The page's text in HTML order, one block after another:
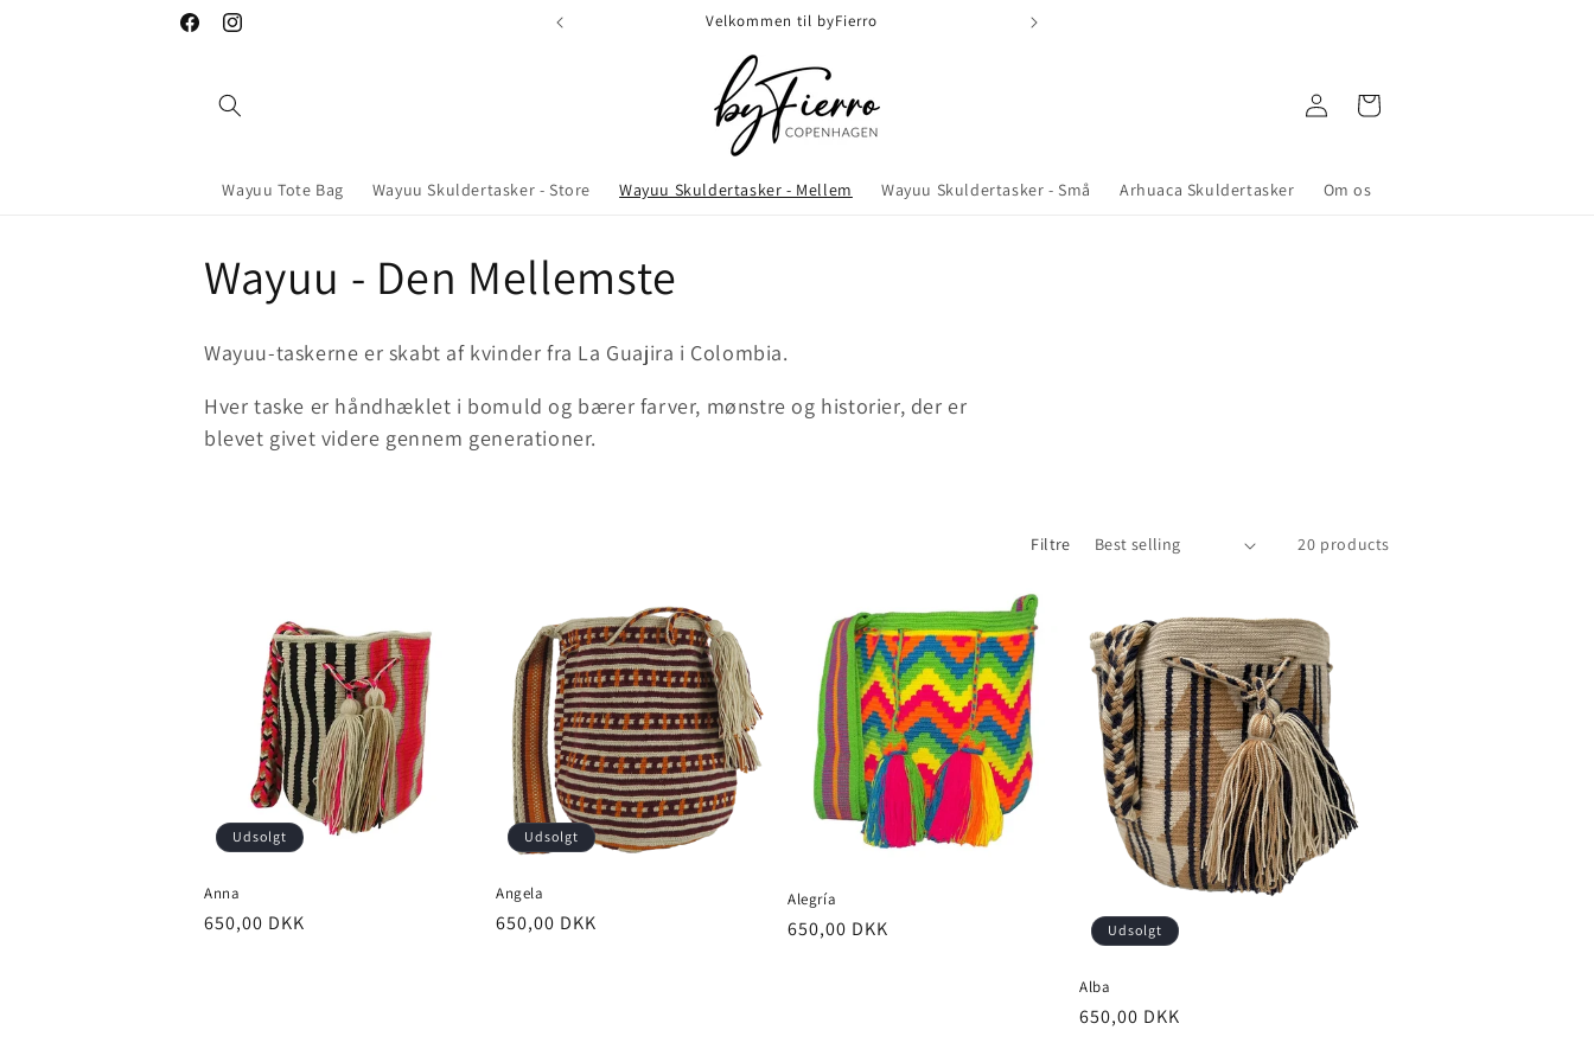
FacebookInstagram
Velkommen til byFierro
Wayuu Tote Bag Wayuu Skuldertasker - Store Wayuu Skuldertasker - Mellem Wayuu Skuldertasker - Små Arhuaca Skuldertasker Om os
in
Indkøbskurv
C
o
l
l
n
:
Wayuu - Den Mellemste
Wayuu-taskerne er skabt af kvinder fra La Guajira i Colombia.
Hver taske er håndhæklet i bomuld og bærer farver, mønstre og historier, der er
blevet givet videre gennem generationer.
Filtre 20 products
Udsolgt
Anna
650,00 DKK
Udsolgt
Angela
650,00 DKK
Alegría
650,00 DKK Udsolgt
Alba
650,00 DKK